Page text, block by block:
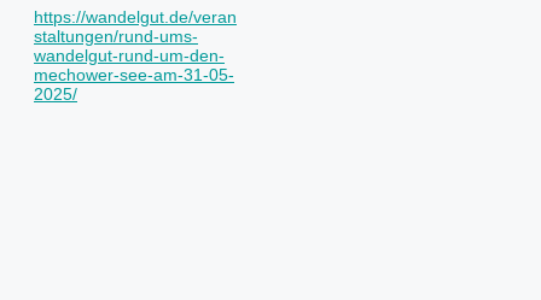
https://wandelgut.de/veran
staltungen/rund-ums-
wandelgut-rund-um-den-
mechower-see-am-31-05-
2025/